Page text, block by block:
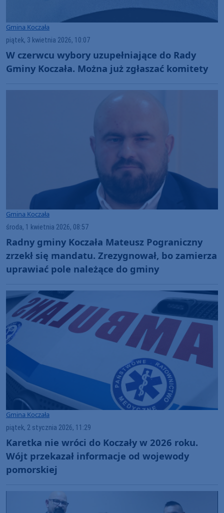
Gmina Koczała
piątek, 3 kwietnia 2026, 10:07
W czerwcu wybory uzupełniające do Rady
Gminy Koczała. Można już zgłaszać komitety
Gmina Koczała
środa, 1 kwietnia 2026, 08:57
Radny gminy Koczała Mateusz Pograniczny
zrzekł się mandatu. Zrezygnował, bo zamierza
uprawiać pole należące do gminy
Gmina Koczała
piątek, 2 stycznia 2026, 11:29
Karetka nie wróci do Koczały w 2026 roku.
Wójt przekazał informacje od wojewody
pomorskiej